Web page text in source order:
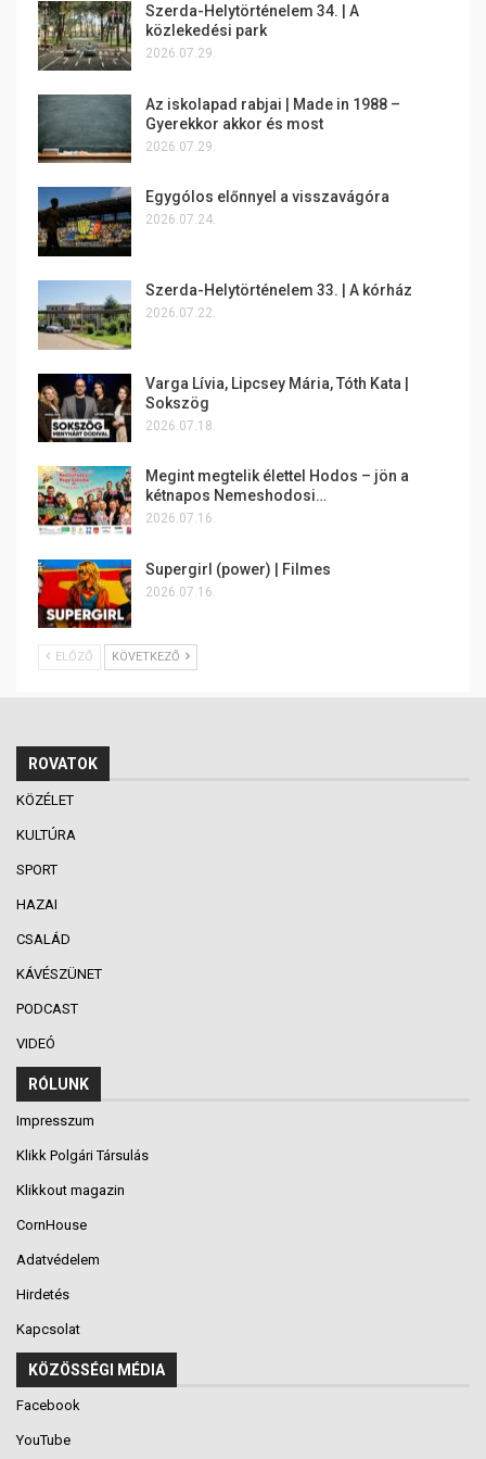
Szerda-Helytörténelem 34. | A
közlekedési park
2026.07.29.
Az iskolapad rabjai | Made in 1988 –
Gyerekkor akkor és most
2026.07.29.
Egygólos előnnyel a visszavágóra
2026.07.24.
Szerda-Helytörténelem 33. | A kórház
2026.07.22.
Varga Lívia, Lipcsey Mária, Tóth Kata |
Sokszög
2026.07.18.
Megint megtelik élettel Hodos – jön a
kétnapos Nemeshodosi…
2026.07.16.
Supergirl (power) | Filmes
2026.07.16.
ELŐZŐ KÖVETKEZŐ
ROVATOK
KÖZÉLET
KULTÚRA
SPORT
HAZAI
CSALÁD
KÁVÉSZÜNET
PODCAST
VIDEÓ
RÓLUNK
Impresszum
Klikk Polgári Társulás
Klikkout magazin
CornHouse
Adatvédelem
Hirdetés
Kapcsolat
KÖZÖSSÉGI MÉDIA
Facebook
YouTube